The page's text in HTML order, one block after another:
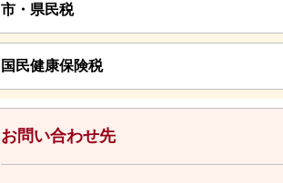
市・県民税
国民健康保険税
お問い合わせ先